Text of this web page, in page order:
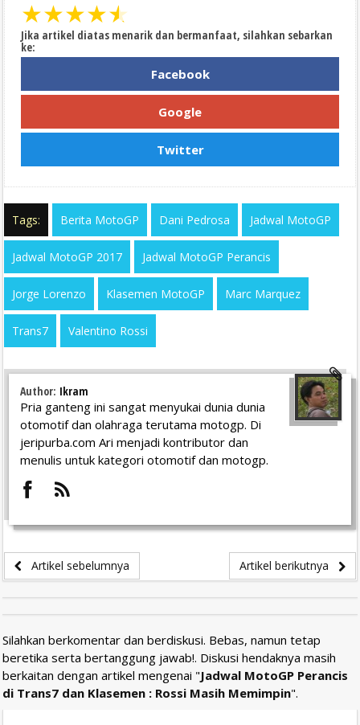
★★★★★
Jika artikel diatas menarik dan bermanfaat, silahkan sebarkan
ke:
Facebook
Google
Twitter
Tags: Berita MotoGP Dani Pedrosa Jadwal MotoGP
Jadwal MotoGP 2017 Jadwal MotoGP Perancis
Jorge Lorenzo Klasemen MotoGP Marc Marquez
Trans7 Valentino Rossi
Author: Ikram
Pria ganteng ini sangat menyukai dunia dunia
otomotif dan olahraga terutama motogp. Di
jeripurba.com Ari menjadi kontributor dan
menulis untuk kategori otomotif dan motogp.
Artikel sebelumnya Artikel berikutnya
Silahkan berkomentar dan berdiskusi. Bebas, namun tetap
beretika serta bertanggung jawab!. Diskusi hendaknya masih
berkaitan dengan artikel mengenai "Jadwal MotoGP Perancis
di Trans7 dan Klasemen : Rossi Masih Memimpin".